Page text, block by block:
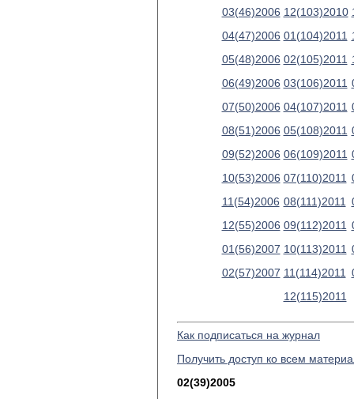
03(46)2006
04(47)2006
05(48)2006
06(49)2006
07(50)2006
08(51)2006
09(52)2006
10(53)2006
11(54)2006
12(55)2006
01(56)2007
02(57)2007
12(103)2010
01(104)2011
02(105)2011
03(106)2011
04(107)2011
05(108)2011
06(109)2011
07(110)2011
08(111)2011
09(112)2011
10(113)2011
11(114)2011
12(115)2011
Как подписаться на журнал
Получить доступ ко всем
02(39)2005